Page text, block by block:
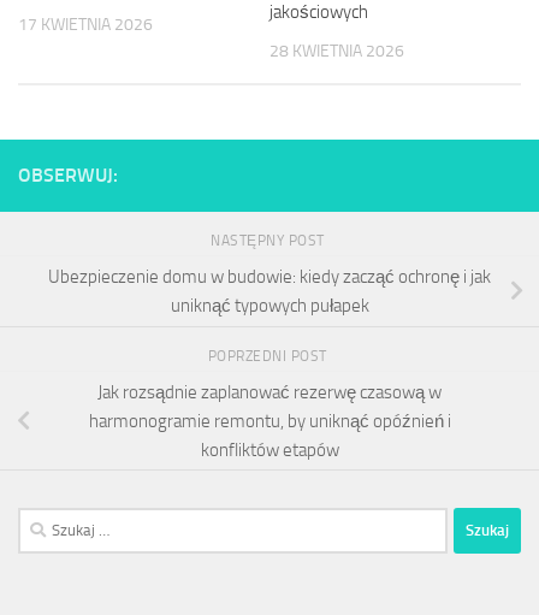
17 KWIETNIA 2026
jakościowych
28 KWIETNIA 2026
OBSERWUJ:
NASTĘPNY POST
Ubezpieczenie domu w budowie: kiedy zacząć ochronę i jak
uniknąć typowych pułapek
POPRZEDNI POST
Jak rozsądnie zaplanować rezerwę czasową w
harmonogramie remontu, by uniknąć opóźnień i
konfliktów etapów
Szukaj: